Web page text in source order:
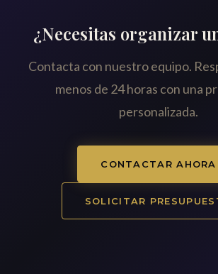
¿Necesitas organizar
Contacta con nuestro equipo.
menos de 24 horas con una
personalizada.
CONTACTAR AHORA
SOLICITAR